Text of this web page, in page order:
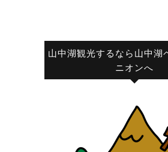
山中湖観光するなら山中湖
ニオンへ